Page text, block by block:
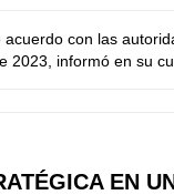
con las
informó en su
EN